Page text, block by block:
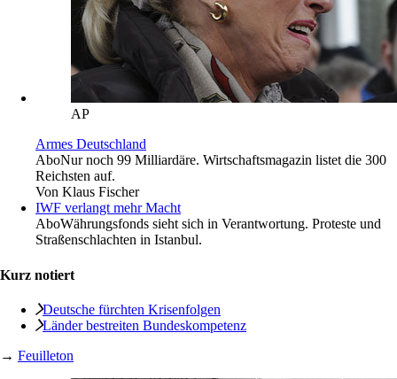
AP
Armes Deutschland
AboNur noch 99 Milliardäre. Wirtschaftsmagazin listet die 300
Reichsten auf.
Von Klaus Fischer
IWF verlangt mehr Macht
AboWährungsfonds sieht sich in Verantwortung. Proteste und
Straßenschlachten in Istanbul.
Kurz notiert
Deutsche fürchten Krisenfolgen
Länder bestreiten Bundeskompetenz
→ Feuilleton